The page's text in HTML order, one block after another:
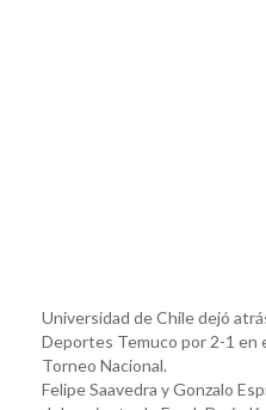
Universidad de Chile dejó
Deportes Temuco por 2-1 en
Torneo Nacional.
Felipe Saavedra y Gonzalo